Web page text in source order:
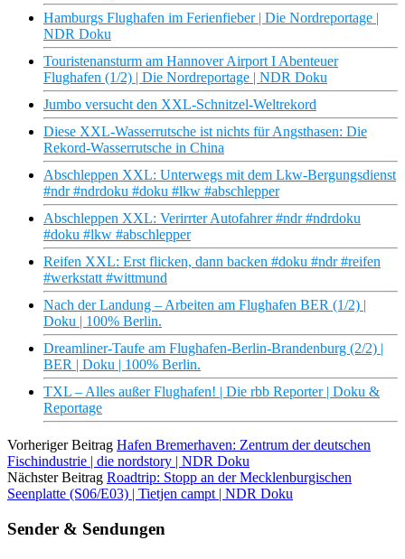
Hamburgs Flughafen im Ferienfieber | Die Nordreportage |
NDR Doku
Touristenansturm am Hannover Airport I Abenteuer
Flughafen (1/2) | Die Nordreportage | NDR Doku
Jumbo versucht den XXL-Schnitzel-Weltrekord
Diese XXL-Wasserrutsche ist nichts für Angsthasen: Die
Rekord-Wasserrutsche in China
Abschleppen XXL: Unterwegs mit dem Lkw-Bergungsdienst
#ndr #ndrdoku #doku #lkw #abschlepper
Abschleppen XXL: Verirrter Autofahrer #ndr #ndrdoku
#doku #lkw #abschlepper
Reifen XXL: Erst flicken, dann backen #doku #ndr #reifen
#werkstatt #wittmund
Nach der Landung – Arbeiten am Flughafen BER (1/2) |
Doku | 100% Berlin.
Dreamliner-Taufe am Flughafen-Berlin-Brandenburg (2/2) |
BER | Doku | 100% Berlin.
TXL – Alles außer Flughafen! | Die rbb Reporter | Doku &
Reportage
Vorheriger Beitrag Hafen Bremerhaven: Zentrum der deutschen
Fischindustrie | die nordstory | NDR Doku
Nächster Beitrag Roadtrip: Stopp an der Mecklenburgischen
Seenplatte (S06/E03) | Tietjen campt | NDR Doku
Sender & Sendungen